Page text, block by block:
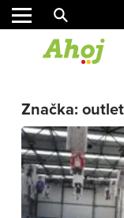
Značka: outlet